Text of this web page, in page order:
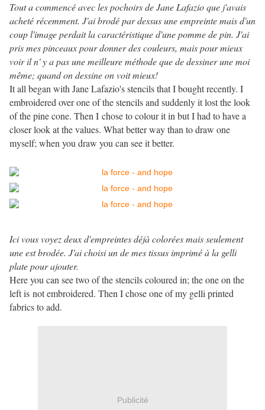
Tout a commencé avec les pochoirs de Jane Lafazio que j'avais
acheté récemment. J'ai brodé par dessus une empreinte mais d'un
coup l'image perdait la caractéristique d'une pomme de pin. J'ai
pris mes pinceaux pour donner des couleurs, mais pour mieux
voir il n' y a pas une meilleure méthode que de dessiner une moi
même; quand on dessine on voit mieux!
It all began with Jane Lafazio's stencils that I bought recently. I
embroidered over one of the stencils and suddenly it lost the look
of the pine cone. Then I chose to colour it in but I had to have a
closer look at the values. What better way than to draw one
myself; when you draw you can see it better.
Ici vous voyez deux d'empreintes déjà colorées mais seulement
une est brodée. J'ai choisi un de mes tissus imprimé à la gelli
plate pour ajouter.
Here you can see two of the stencils coloured in; the one on the
left is not embroidered. Then I chose one of my gelli printed
fabrics to add.
Publicité